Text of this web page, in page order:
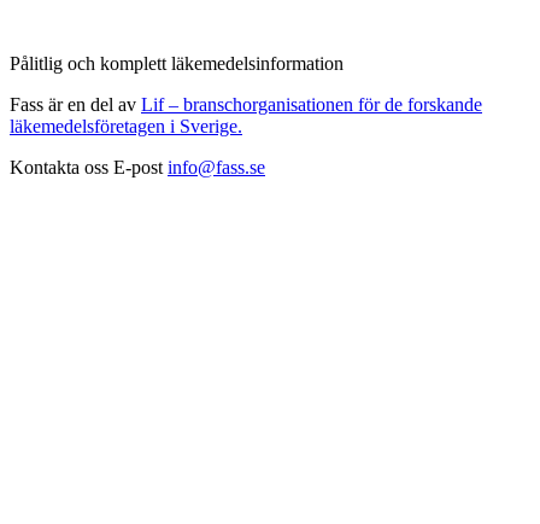
Pålitlig och komplett läkemedelsinformation
Fass är en del av Lif – branschorganisationen för de forskande
läkemedelsföretagen i Sverige.
Kontakta oss E-post info@fass.se